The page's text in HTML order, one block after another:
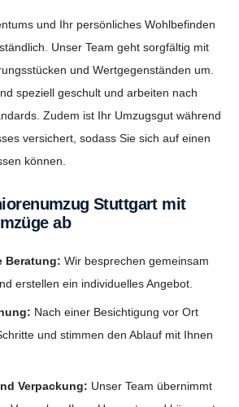
und Ihr persönliches Wohlbefinden
Unser Team geht sorgfältig mit
und Wertgegenständen um.
speziell geschult und arbeiten nach
Zudem ist Ihr Umzugsgut während
versichert, sodass Sie sich auf einen
können.
Stuttgart mit
ab
Beratung: Wir besprechen gemeinsam
erstellen ein individuelles Angebot.
Nach einer Besichtigung vor Ort
und stimmen den Ablauf mit Ihnen
Verpackung: Unser Team übernimmt